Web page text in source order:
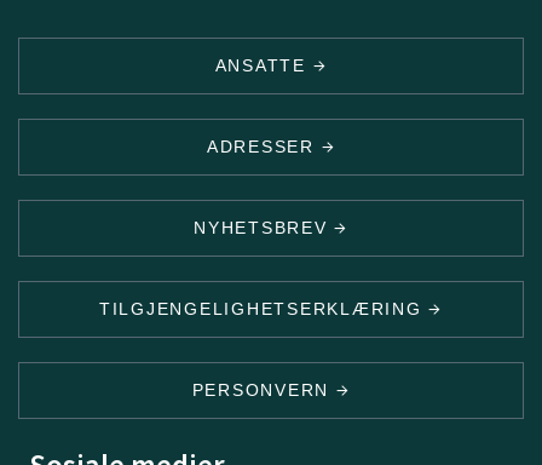
ANSATTE
ADRESSER
NYHETSBREV
TILGJENGELIGHETSERKLÆRING
PERSONVERN